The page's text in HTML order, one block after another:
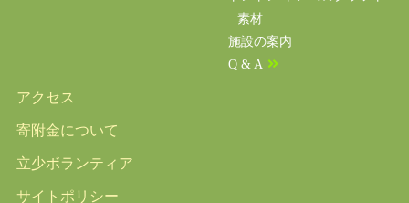
素材
施設の案内
Q & A
アクセス
寄附金について
立少ボランティア
サイトポリシー